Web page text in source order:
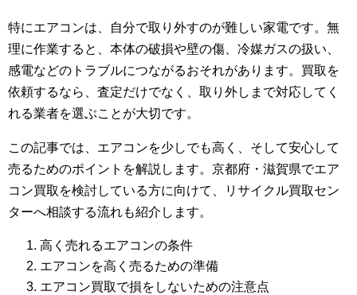
特にエアコンは、自分で取り外すのが難しい家電です。無
理に作業すると、本体の破損や壁の傷、冷媒ガスの扱い、
感電などのトラブルにつながるおそれがあります。買取を
依頼するなら、査定だけでなく、取り外しまで対応してく
れる業者を選ぶことが大切です。
この記事では、エアコンを少しでも高く、そして安心して
売るためのポイントを解説します。京都府・滋賀県でエア
コン買取を検討している方に向けて、リサイクル買取セン
ターへ相談する流れも紹介します。
高く売れるエアコンの条件
エアコンを高く売るための準備
エアコン買取で損をしないための注意点